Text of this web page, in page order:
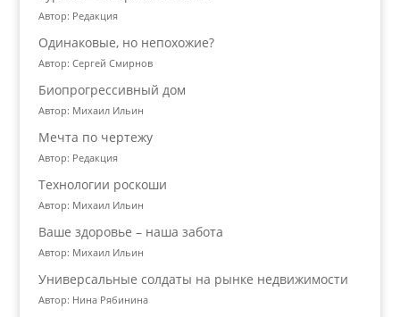
Автор: Редакция
Одинаковые, но непохожие?
Автор: Сергей Смирнов
Биопрогрессивный дом
Автор: Михаил Ильин
Мечта по чертежу
Автор: Редакция
Технологии роскоши
Автор: Михаил Ильин
Ваше здоровье – наша забота
Автор: Михаил Ильин
Универсальные солдаты на рынке недвижимости
Автор: Нина Рябинина